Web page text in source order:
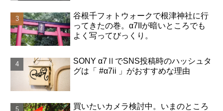
谷根千フォトウォークで根津神社に行
ってきたの巻。α7IIが暗いところでも
よく写ってびっくり。
SONY α7ⅡでSNS投稿時のハッシュタ
グは「 #α7ii 」がおすすめな理由
買いたいカメラ検討中。いまのところ